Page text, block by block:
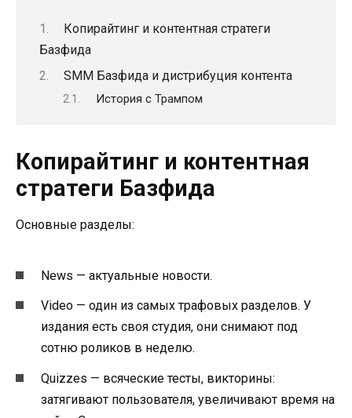
Копирайтинг и контентная стратеги
Базфида
SMM Базфида и дистрибуция контента
История с Трампом
Копирайтинг и контентная
стратеги Базфида
Основные разделы:
News — актуальные новости.
Video — один из самых трафовых разделов. У
издания есть своя студия, они снимают под
сотню роликов в неделю.
Quizzes — всяческие тесты, викторины:
затягивают пользователя, увеличивают время на